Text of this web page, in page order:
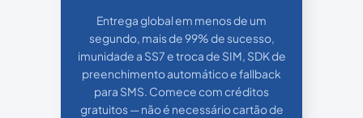
Entrega global em menos de um
segundo, mais de 99% de sucesso,
imunidade a SS7 e troca de SIM, SDK de
preenchimento automático e fallback
para SMS. Comece com créditos
gratuitos — não é necessário cartão de